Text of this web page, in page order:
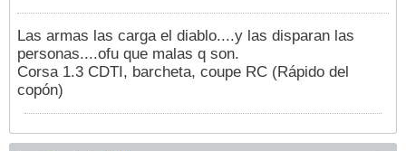
Las armas las carga el diablo....y las disparan las
personas....ofu que malas q son.
Corsa 1.3 CDTI, barcheta, coupe RC (Rápido del
copón)